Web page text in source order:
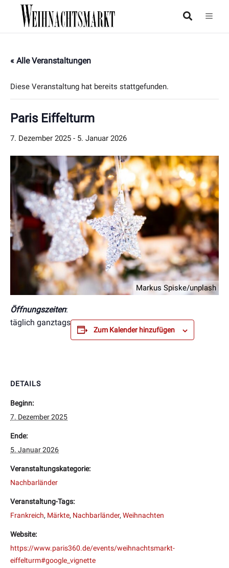
« Alle Veranstaltungen
Diese Veranstaltung hat bereits stattgefunden.
Paris Eiffelturm
7. Dezember 2025 - 5. Januar 2026
Markus Spiske/unplash
Öffnungszeiten:
täglich ganztags
Zum Kalender hinzufügen
DETAILS
Beginn:
7. Dezember 2025
Ende:
5. Januar 2026
Veranstaltungskategorie:
Nachbarländer
Veranstaltung-Tags:
Frankreich, Märkte, Nachbarländer, Weihnachten
Website:
https://www.paris360.de/events/weihnachtsmarkt-
eiffelturm#google_vignette